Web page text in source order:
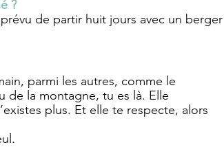
?
de partir huit jours avec un berger
parmi les autres, comme le
de la montagne, tu es là. Elle
plus. Et elle te respecte, alors